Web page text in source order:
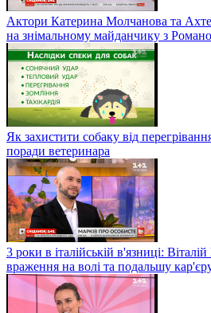
Актори Катерина Молчанова та
на знімальному майданчику з
Як захистити собаку від
поради ветеринара
3 роки в італійській в'язниці:
враження на волі та подальшу